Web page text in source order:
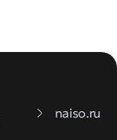
naiso.ru